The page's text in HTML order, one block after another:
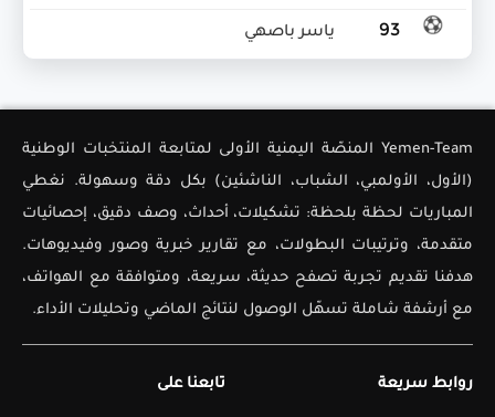
93 ياسر باصهي
Yemen-Team المنصّة اليمنية الأولى لمتابعة المنتخبات الوطنية
(الأول، الأولمبي، الشباب، الناشئين) بكل دقة وسهولة. نغطي
المباريات لحظة بلحظة: تشكيلات، أحداث، وصف دقيق، إحصائيات
متقدمة، وترتيبات البطولات، مع تقارير خبرية وصور وفيديوهات.
هدفنا تقديم تجربة تصفح حديثة، سريعة، ومتوافقة مع الهواتف،
مع أرشفة شاملة تسهّل الوصول لنتائج الماضي وتحليلات الأداء.
روابط سريعة تابعنا على